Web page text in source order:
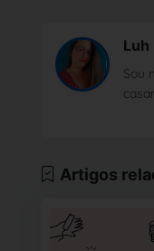
Luh
Sou
Artigos